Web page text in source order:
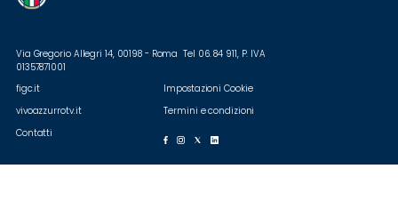
Via Gregorio Allegri 14, 00198 - Roma Tel 06. 84 911, P. IVA
01357871001
figc.it
vivoazzurrotv.it
Contatti
Impostazioni Cookie
Termini e condizioni